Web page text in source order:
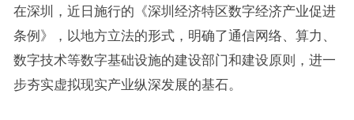
在深圳，近日施行的《深圳经济特区数字经济产业促进
条例》，以地方立法的形式，明确了通信网络、算力、
数字技术等数字基础设施的建设部门和建设原则，进一
步夯实虚拟现实产业纵深发展的基石。